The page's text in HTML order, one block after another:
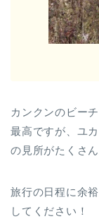
カンクンのビー
最高ですが、ユ
の見所がたくさん
旅行の日程に余
してください！